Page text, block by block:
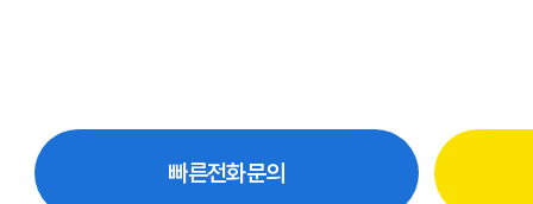
빠른전화문의